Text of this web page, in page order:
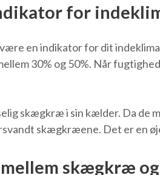
for
en indikator for dit
30% og 50%. Når
skægkræ i sin kælder. Da de
skægkræene. Det er en
skægkræ